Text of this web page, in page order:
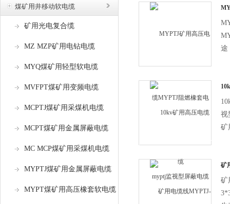
煤矿用井移动软电缆
矿用光电复合缆
MZ MZP矿用电钻电缆
MYQ煤矿用轻型软电缆
MVFPT煤矿用变频电缆
MCPTJ煤矿用采煤机电缆
MCPT煤矿用金属屏蔽电缆
MC MCP煤矿用采煤机电缆
MYPTJ煤矿用金属屏蔽电缆
MYPT煤矿用高压橡套软电缆
阻
途
矿
线
长
型
视
矿
缆
客
要
矿
矿